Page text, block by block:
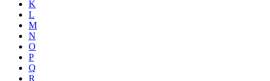
K
L
M
N
O
P
Q
R